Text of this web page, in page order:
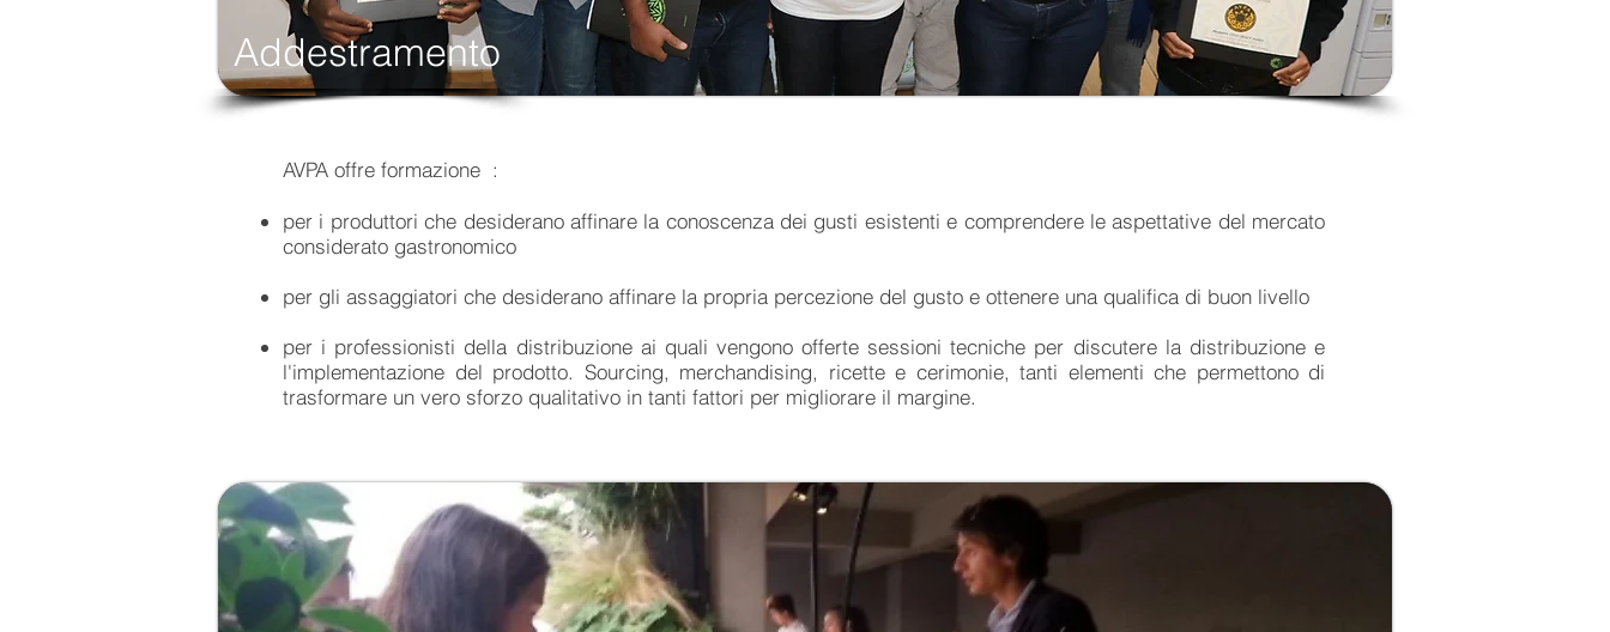
Addestramento
AVPA offre formazione :
per i produttori che desiderano affinare la conoscenza dei gusti esistenti e comprendere le aspettative del mercato
considerato gastronomico
per gli assaggiatori che desiderano affinare la propria percezione del gusto e ottenere una qualifica di buon livello
per i professionisti della distribuzione ai quali vengono offerte sessioni tecniche per discutere la distribuzione e
l'implementazione del prodotto. Sourcing, merchandising, ricette e cerimonie, tanti elementi che permettono di
trasformare un vero sforzo qualitativo in tanti fattori per migliorare il margine.